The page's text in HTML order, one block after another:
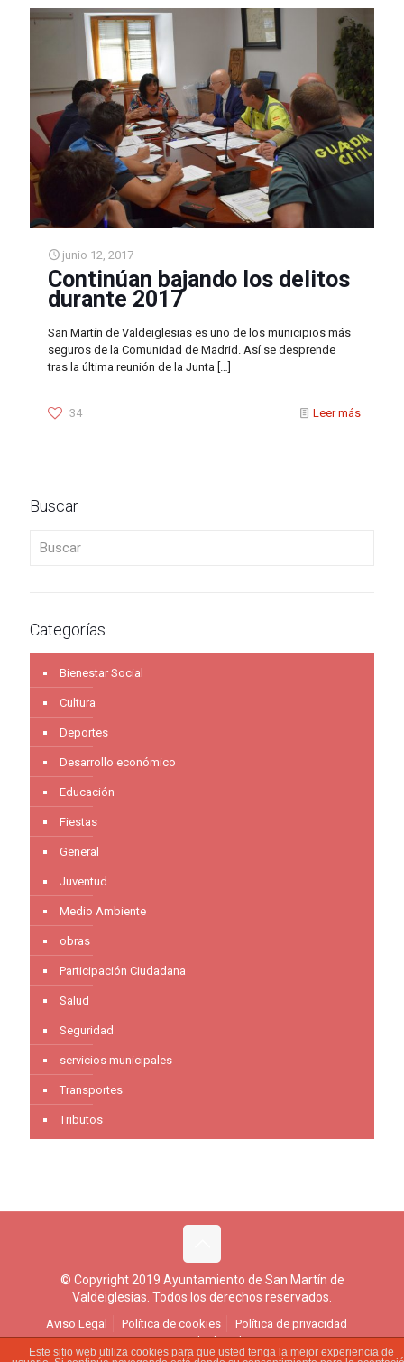
junio 12, 2017
Continúan bajando los delitos
durante 2017
San Martín de Valdeiglesias es uno de los municipios más
seguros de la Comunidad de Madrid. Así se desprende
tras la última reunión de la Junta […]
34 Leer más
Buscar
Categorías
Bienestar Social
Cultura
Deportes
Desarrollo económico
Educación
Fiestas
General
Juventud
Medio Ambiente
obras
Participación Ciudadana
Salud
Seguridad
servicios municipales
Transportes
Tributos
© Copyright 2019 Ayuntamiento de San Martín de
Valdeiglesias. Todos los derechos reservados.
Aviso Legal Política de cookies
Política de privacidad
Ejercicio de derechos
Este sitio web utiliza cookies para que usted tenga la mejor experiencia de